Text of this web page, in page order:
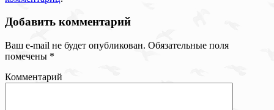
Добавить комментарий
Ваш e-mail не будет опубликован. Обязательные поля
помечены *
Комментарий